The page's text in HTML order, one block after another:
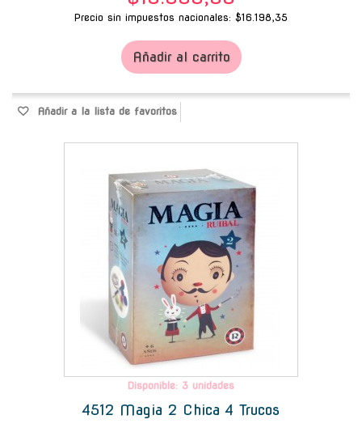
Precio sin impuestos nacionales: $16.198,35
Añadir al carrito
Añadir a la lista de favoritos
Disponible: 3 unidades
4512 Magia 2 Chica 4 Trucos